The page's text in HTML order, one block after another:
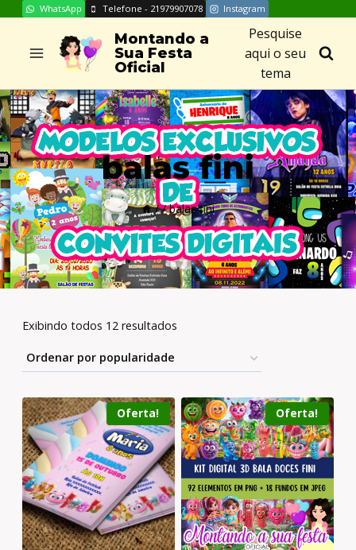
Skip
content
WhatsApp Telefone - 21979907078 Instagram
Montando a
Sua Festa
Oficial
Pesquise
aqui o seu
tema
balas fini
/ / balas fini
Exibindo todos 12 resultados
Oferta! Oferta!